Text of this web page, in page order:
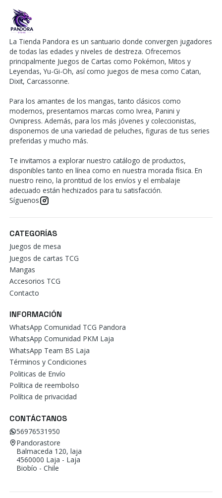
La Tienda Pandora es un santuario donde convergen jugadores
de todas las edades y niveles de destreza. Ofrecemos
principalmente Juegos de Cartas como Pokémon, Mitos y
Leyendas, Yu-Gi-Oh, así como juegos de mesa como Catan,
Dixit, Carcassonne.
Para los amantes de los mangas, tanto clásicos como
modernos, presentamos marcas como Ivrea, Panini y
Ovnipress. Además, para los más jóvenes y coleccionistas,
disponemos de una variedad de peluches, figuras de tus series
preferidas y mucho más.
Te invitamos a explorar nuestro catálogo de productos,
disponibles tanto en línea como en nuestra morada física. En
nuestro reino, la prontitud de los envíos y el embalaje
adecuado están hechizados para tu satisfacción.
Síguenos
CATEGORÍAS
Juegos de mesa
Juegos de cartas TCG
Mangas
Accesorios TCG
Contacto
INFORMACIÓN
WhatsApp Comunidad TCG Pandora
WhatsApp Comunidad PKM Laja
WhatsApp Team BS Laja
Términos y Condiciones
Politicas de Envío
Política de reembolso
Política de privacidad
CONTÁCTANOS
56976531950
Pandorastore
Balmaceda 120, laja
4560000 Laja - Laja
Biobío - Chile